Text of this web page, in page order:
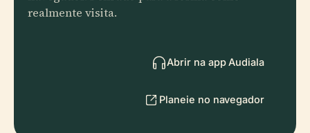
realmente visita.
Abrir na app Audiala
Planeie no navegador